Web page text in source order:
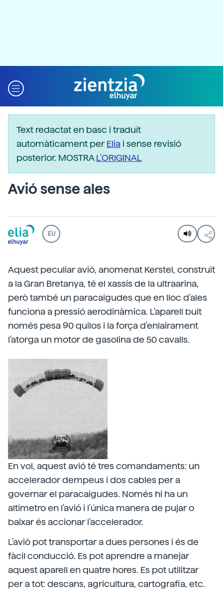
Text redactat en basc i traduït
automàticament perElia i sense revisió
posterior. MOSTRAL’ORIGINAL
Avió sense ales
EU
Aquest peculiar avió, anomenat Kerstel, construït
a la Gran Bretanya, té el xassís de la ultraarina,
però també un paracaigudes que en lloc d'ales
funciona a pressió aerodinàmica. L'aparell buit
només pesa 90 quilos i la força d'enlairament
l'atorga un motor de gasolina de 50 cavalls.
En vol, aquest avió té tres comandaments: un
accelerador dempeus i dos cables per a
governar el paracaigudes. Només hi ha un
altímetro en l'avió i l'única manera de pujar o
baixar és accionar l'accelerador.
L'avió pot transportar a dues persones i és de
fàcil conducció. Es pot aprendre a manejar
aquest aparell en quatre hores. Es pot utilitzar
per a tot: descans, agricultura, cartografia, etc.